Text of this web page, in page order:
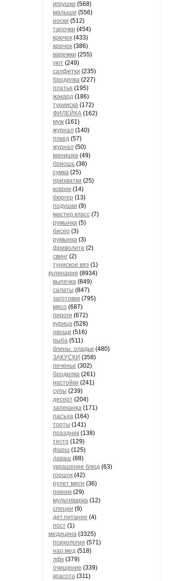
игрушки (568)
малыши (556)
носки (512)
тапочки (454)
крючок (433)
крючок (386)
варежки (255)
уют (249)
салфетки (235)
бродилка (227)
платья (195)
жакард (186)
тунииска (172)
ФИЛЕЙКА (162)
муж (161)
журнал (140)
плкед (57)
журнал (50)
манишка (49)
бриошь (38)
сумка (25)
прихватки (25)
коврик (14)
бюргер (13)
подушки (9)
мастер класс (7)
румынка (5)
бисер (3)
румынка (3)
фриволите (2)
свинг (2)
туниское вяз (1)
кулинария (8934)
выпечка (849)
салаты (847)
заготовки (795)
мясо (687)
пироги (672)
курица (528)
овощи (516)
рыба (511)
блины. оладьи (480)
ЗАКУСКИ (358)
печенье (302)
бродилка (261)
настойки (241)
супы (239)
десерт (204)
запеканка (171)
пасъха (164)
торты (141)
праздник (138)
тесто (129)
фарш (125)
лаваш (88)
украшение блюд (63)
горшок (42)
рулет мясн (36)
пикник (29)
мультиварка (12)
специи (9)
дет.питание (4)
пост (1)
медицина (3325)
психология (571)
нар.мед (518)
лфк (379)
очищение (339)
красота (311)